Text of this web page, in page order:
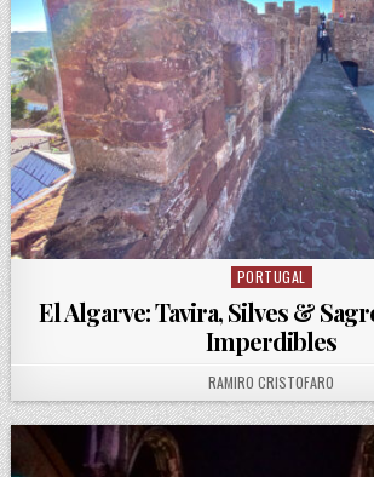
Posted in
PORTUGAL
El Algarve: Tavira, Silves &
Imperdibles
AUTHOR:
RAMIRO CRISTOFARO